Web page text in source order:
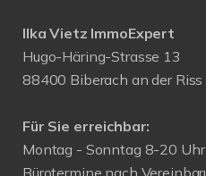
Ilka Vietz ImmoExpert
Hugo-Häring-Strasse 13
88400 Biberach an der Riss
Für Sie erreichbar:
Montag - Sonntag 8-20
Bürotermine nach